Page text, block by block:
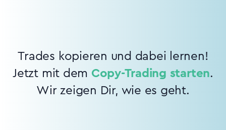
Trades kopieren und dabei lernen!
Jetzt mit dem Copy-Trading starten.
Wir zeigen Dir, wie es geht.